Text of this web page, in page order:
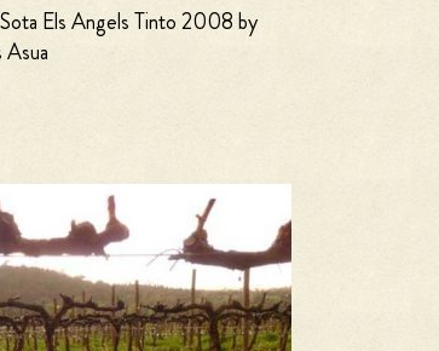
Els Angels Tinto 2008 by
Asua